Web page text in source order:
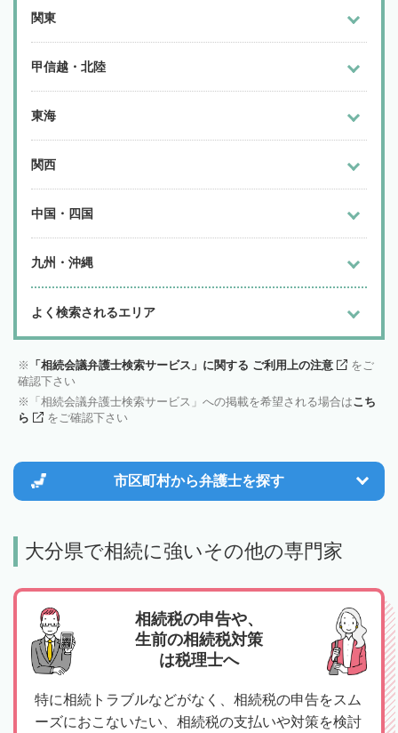
関東
甲信越・北陸
東海
関西
中国・四国
九州・沖縄
よく検索されるエリア
「相続会議弁護士検索サービス」に関する ご利用上の注意
をご
確認下さい
「相続会議弁護士検索サービス」への掲載を希望される場合はこち
ら
をご確認下さい
市区町村から弁護士を探す
大分県で相続に強いその他の専門家
相続税の申告や、
生前の相続税対策
は税理士へ
特に相続トラブルなどがなく、相続税の申告をスム
ーズにおこないたい、相続税の支払いや対策を検討